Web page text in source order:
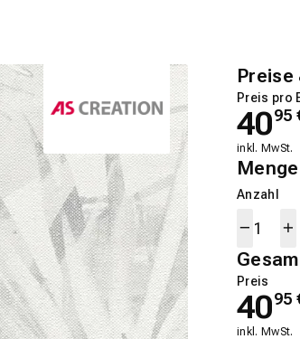
Preise
Preis pro
4095
inkl. MwSt.
Menge
Anzahl
Preis
4095
inkl. MwSt.